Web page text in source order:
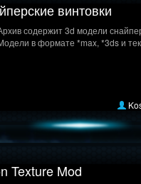
винтовки
содержит 3d модели
в формате *max, *3ds и
Texture Mod